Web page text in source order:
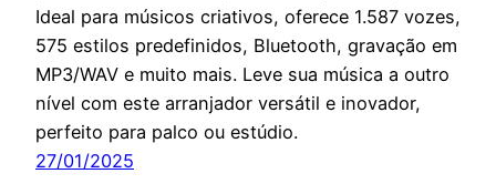
Ideal para músicos criativos, oferece 1.587 vozes,
575 estilos predefinidos, Bluetooth, gravação em
MP3/WAV e muito mais. Leve sua música a outro
nível com este arranjador versátil e inovador,
perfeito para palco ou estúdio.
27/01/2025